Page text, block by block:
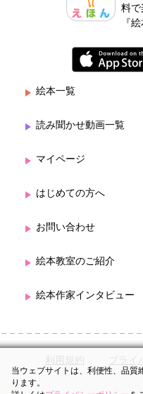
料で
『
絵本一覧
読み聞かせ動画一覧
マイページ
はじめての方へ
お問い合わせ
絵本教室のご紹介
絵本作家インタビュー
利用規約 プラ
当ウェブサイトは、利便性、品質
ります。